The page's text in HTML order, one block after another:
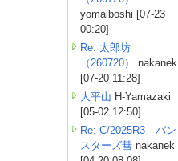
yomaiboshi [07-23
00:20]
Re: 太郎坊
（260720）
nakanek
[07-20 11:28]
大平山 H-Yamazaki
[05-02 12:50]
Re: C/2025R3 パン
スターズ彗 nakanek